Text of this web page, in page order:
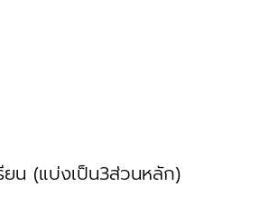
น (แบ่งเป็น3ส่วนหลัก)